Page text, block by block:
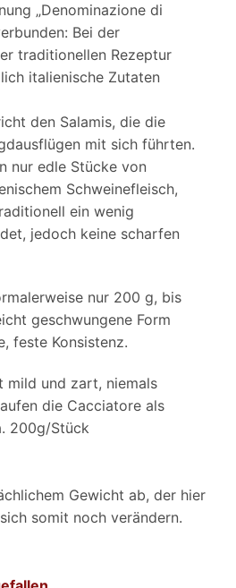
„Denominazione di
Bei der
traditionellen Rezeptur
italienische Zutaten
den Salamis, die die
mit sich führten.
nur edle Stücke von
Schweinefleisch,
ein wenig
jedoch keine scharfen
nur 200 g, bis
geschwungene Form
feste Konsistenz.
mild und zart, niemals
die Cacciatore als
200g/Stück
Gewicht ab, der hier
somit noch verändern.